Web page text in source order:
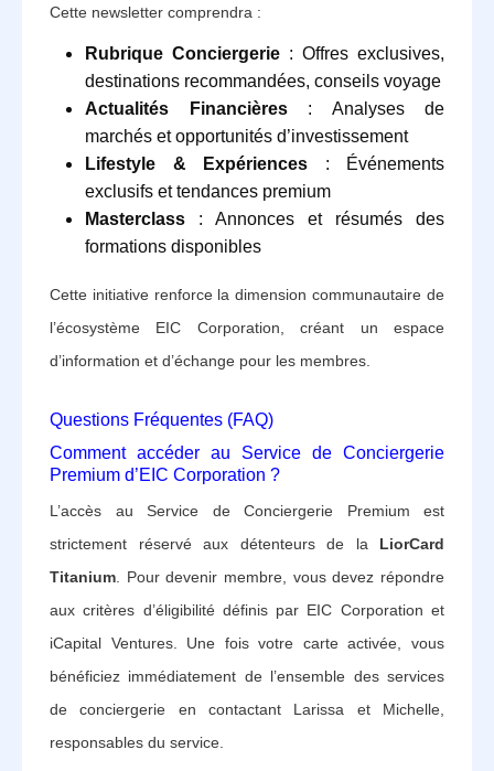
Cette newsletter comprendra :
Rubrique Conciergerie : Offres exclusives,
destinations recommandées, conseils voyage
Actualités Financières: Analyses de
marchés et opportunités d’investissement
Lifestyle & Expériences : Événements
exclusifs et tendances premium
Masterclass : Annonces et résumés des
formations disponibles
Cette initiative renforce la dimension communautaire de
l’écosystème EIC Corporation, créant un espace
d’information et d’échange pour les membres.
Questions Fréquentes (FAQ)
Comment accéder au Service de Conciergerie
Premium d’EIC Corporation ?
L’accès au Service de Conciergerie Premium est
strictement réservé aux détenteurs de la LiorCard
Titanium . Pour devenir membre, vous devez répondre
aux critères d’éligibilité définis par EIC Corporation et
iCapital Ventures. Une fois votre carte activée, vous
bénéficiez immédiatement de l’ensemble des services
de conciergerie en contactant Larissa et Michelle,
responsables du service.